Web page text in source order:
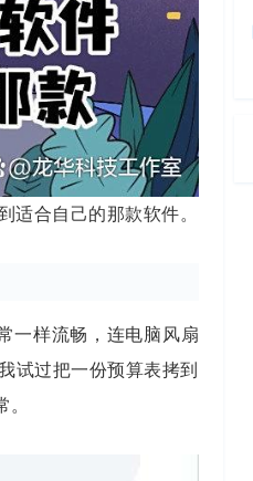
适合自己的那款软件。
一样流畅，连电脑风扇
试过把一份预算表拷到